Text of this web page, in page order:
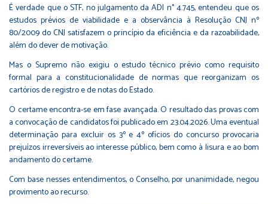
É verdade que o STF, no julgamento da ADI n° 4.745, entendeu que os
estudos prévios de viabilidade e a observância à Resolução CNJ nº
80/2009 do CNJ satisfazem o princípio da eficiência e da razoabilidade,
além do dever de motivação.
Mas o Supremo não exigiu o estudo técnico prévio como requisito
formal para a constitucionalidade de normas que reorganizam os
cartórios de registro e de notas do Estado.
O certame encontra-se em fase avançada. O resultado das provas com
a convocação de candidatos foi publicado em 23.04.2026. Uma eventual
determinação para excluir os 3º e 4º ofícios do concurso provocaria
prejuízos irreversíveis ao interesse público, bem como à lisura e ao bom
andamento do certame.
Com base nesses entendimentos, o Conselho, por unanimidade, negou
provimento ao recurso.